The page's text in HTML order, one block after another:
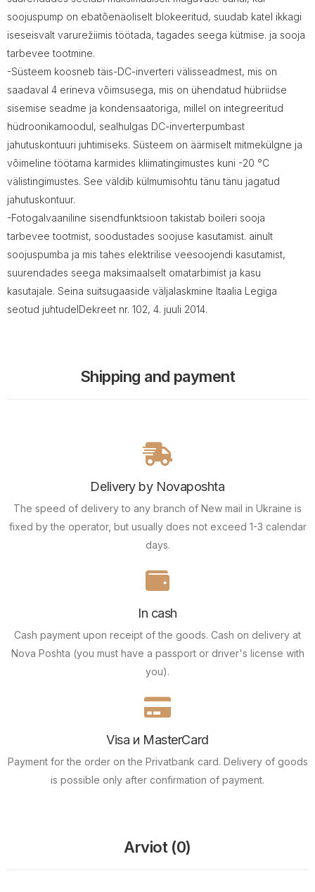
soojuspump on ebatõenäoliselt blokeeritud, suudab katel ikkagi
iseseisvalt varurežiimis töötada, tagades seega kütmise. ja sooja
tarbevee tootmine.
-Süsteem koosneb täis-DC-inverteri välisseadmest, mis on
saadaval 4 erineva võimsusega, mis on ühendatud hübriidse
sisemise seadme ja kondensaatoriga, millel on integreeritud
hüdroonikamoodul, sealhulgas DC-inverterpumbast
jahutuskontuuri juhtimiseks. Süsteem on äärmiselt mitmekülgne ja
võimeline töötama karmides kliimatingimustes kuni -20 °C
välistingimustes. See väldib külmumisohtu tänu tänu jagatud
jahutuskontuur.
-Fotogalvaaniline sisendfunktsioon takistab boileri sooja
tarbevee tootmist, soodustades soojuse kasutamist. ainult
soojuspumba ja mis tahes elektrilise veesoojendi kasutamist,
suurendades seega maksimaalselt omatarbimist ja kasu
kasutajale. Seina suitsugaaside väljalaskmine Itaalia Legiga
seotud juhtudelDekreet nr. 102, 4. juuli 2014.
Shipping and payment
Delivery by Novaposhta
The speed of delivery to any branch of New mail in Ukraine is
fixed by the operator, but usually does not exceed 1-3 calendar
days.
In cash
Cash payment upon receipt of the goods. Cash on delivery at
Nova Poshta (you must have a passport or driver's license with
you).
Visa и MasterCard
Payment for the order on the Privatbank card. Delivery of goods
is possible only after confirmation of payment.
Arviot (0)